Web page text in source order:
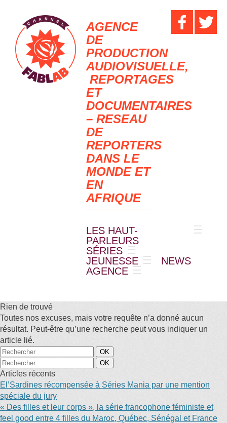
AGENCE
DE
PRODUCTION
AUDIOVISUELLE,
REPORTAGES
ET
DOCUMENTAIRES
– RESEAU
DE
REPORTERS
DANS LE
MONDE ET
EN
AFRIQUE
LES HAUT-
PARLEURS
SÉRIES
JEUNESSE
NEWS
AGENCE
Rien de trouvé
Toutes nos excuses, mais votre requête n’a donné aucun
résultat. Peut-être qu’une recherche peut vous indiquer un
article lié.
Articles récents
El’Sardines récompensée à Séries Mania par une mention
spéciale du jury
« Des filles et leur corps », la série francophone féministe et
feel good entre 4 filles du Maroc, Québec, Sénégal et France